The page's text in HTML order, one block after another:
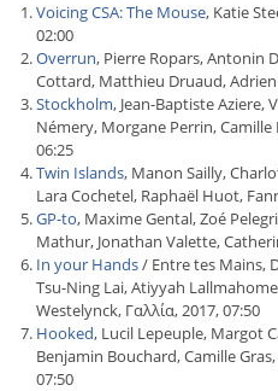
Voicing CSA: The Mouse, Katie
02:00
Overrun, Pierre Ropars, Antonin
Cottard, Matthieu Druaud, Adrien
Stockholm, Jean-Baptiste Aziere,
Némery, Morgane Perrin, Camille
06:25
Twin Islands, Manon Sailly,
Lara Cochetel, Raphaël Huot,
GP-to, Maxime Gental, Zoé
Mathur, Jonathan Valette,
In your Hands/ Entre tes Mains,
Tsu-Ning Lai, Atiyyah
Westelynck, Γαλλία, 2017, 07:50
Hooked, Lucil Lepeuple, Margot
Benjamin Bouchard, Camille
07:50